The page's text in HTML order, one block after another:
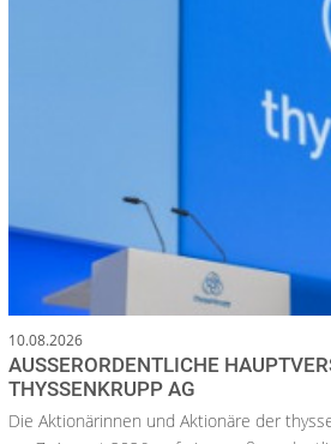
10.08.2026
AUSSERORDENTLICHE
HYSSENKRUPP AG
Die Aktionärinnen und Aktionäre der